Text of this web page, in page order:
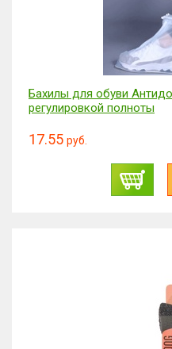
Бахилы для обуви
регулировкой полноты
17.55 руб.